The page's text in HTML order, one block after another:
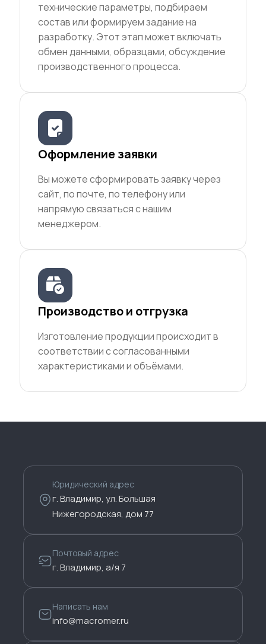
технические параметры, подбираем
состав или формируем задание на
разработку. Этот этап может включать
обмен данными, образцами, обсуждение
производственного процесса.
Оформление заявки
Вы можете сформировать заявку через
сайт, по почте, по телефону или
напрямую связаться с нашим
менеджером.
Производство и отгрузка
Изготовление продукции происходит в
соответствии с согласованными
характеристиками и объёмами.
Юридический адрес
г. Владимир, ул. Большая
Нижегородская, дом 77
Почтовый адрес
г. Владимир, а/я 7
Написать нам
info@macromer.ru